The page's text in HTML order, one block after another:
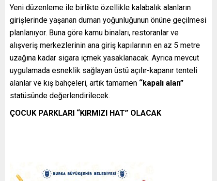
Yeni düzenleme ile birlikte özellikle kalabalık alanların
girişlerinde yaşanan duman yoğunluğunun önüne geçilmesi
planlanıyor. Buna göre kamu binaları, restoranlar ve
alışveriş merkezlerinin ana giriş kapılarının en az 5 metre
uzağına kadar sigara içmek yasaklanacak. Ayrıca mevcut
uygulamada esneklik sağlayan üstü açılır-kapanır tenteli
alanlar ve kış bahçeleri, artık tamamen “kapalı alan”
statüsünde değerlendirilecek.
ÇOCUK PARKLARI “KIRMIZI HAT” OLACAK